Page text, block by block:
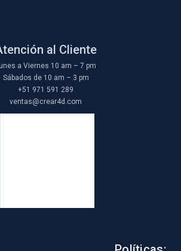
al Cliente
a Viernes 10 am – 7 pm
Sábados de 10 am – 3 pm
+51 971 591 289
ventas@crear4d.com